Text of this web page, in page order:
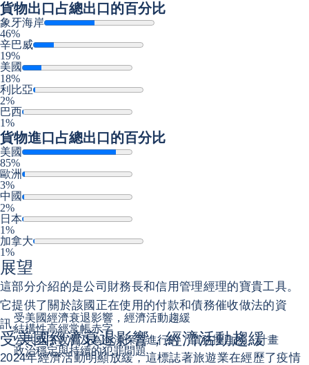
貨物出口占總出口的百分比
象牙海岸
46%
辛巴威
19%
美國
18%
利比亞
2%
巴西
1%
貨物進口占總出口的百分比
美國
85%
歐洲
3%
中國
2%
日本
1%
加拿大
1%
展望
這部分介紹的是公司財務長和信用管理經理的寶貴工具。
它提供了關於該國正在使用的付款和債務催收做法的資
訊。受美國經濟衰退影響，經濟活動趨緩
結構性高經常帳赤字
公共赤字改善及為海洋保育進行的「債務換自然」計畫
政治穩定與持續的犯罪問題
受美國經濟衰退影響，經濟活動趨緩
2024年經濟活動明顯放緩，這標誌著旅遊業在經歷了疫情